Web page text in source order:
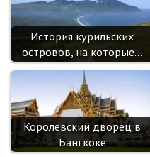
История курильских
островов, на которые…
Королевский дворец в
Бангкоке